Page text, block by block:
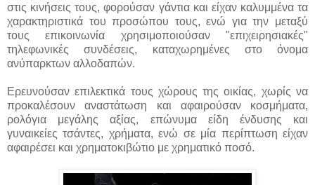
στις κινήσεις τους, φορούσαν γάντια και είχαν καλυμμένα τα
χαρακτηριστικά του προσώπου τους, ενώ για την μεταξύ
τους επικοινωνία χρησιμοποιούσαν "επιχειρησιακές"
τηλεφωνικές συνδέσεις, καταχωρημένες στο όνομα
ανύπαρκτων αλλοδαπών.
Ερευνούσαν επιλεκτικά τους χώρους της οικίας, χωρίς να
προκαλέσουν αναστάτωση και αφαιρούσαν κοσμήματα,
ρολόγια μεγάλης αξίας, επώνυμα είδη ένδυσης και
γυναικείες τσάντες, χρήματα, ενώ σε μία περίπτωση είχαν
αφαιρέσει και χρηματοκιβώτιο με χρηματικό ποσό.